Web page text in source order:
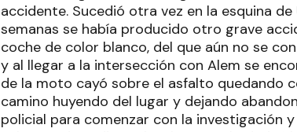
accidente. Sucedió otra vez en la esquina
semanas se había producido otro grave
coche de color blanco, del que aún no se
y al llegar a la intersección con Alem se
de la moto cayó sobre el asfalto quedando
camino huyendo del lugar y dejando
policial para comenzar con la investigación